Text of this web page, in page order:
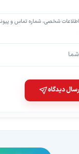
شخصی، شماره تماس و
دیدگاه